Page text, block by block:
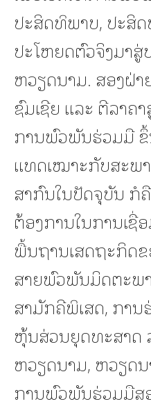
ປະສິດທິພາບ, ປະສິ
ປະໂຫຍດຕົວຈິງມາສູ່
ຫວຽດນາມ. ສອງຝ່າ
ຊົມເຊີຍ ແລະ ຕີລາຄ
ການພົວພັນຮ່ວມມື
ແທດເໝາະກັບສະພ
ສາກົນໃນປັດຈຸບັນ ກໍ
ຕ້ອງການໃນການເຊື່
ພື້ນຖານເສດຖະກິດຂ
ສາຍພົວພັນມິດຕະພ
ສາມັກຄີພິເສດ, ກາ
ຫຸ້ນສ່ວນຍຸດທະສາດ
ຫວຽດນາມ, ຫວຽດນ
ການພົວພັນຮ່ວມມືສ